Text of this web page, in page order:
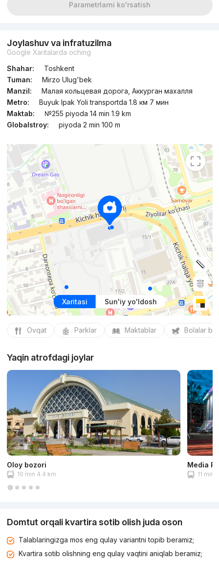
Parametrlarni ko'rsatish
Joylashuv va infratuzilma
Google Xaritalarda oching
Shahar:
Toshkent
Tuman:
Mirzo Ulug'bek
Manzil:
Малая кольцевая дорога, Аккурган махалля
Metro:
Buyuk Ipak Yoli transportda 1.8 км 7 мин
Maktab:
№255 piyoda 14 min 1.9 km
Globalstroy:
piyoda 2 min 100 m
Xaritasi Sun'iy yo'ldosh
Ovqat Parklar Maktablar Bolalar
Yaqin atrofdagi joylar
Oloy bozori
10 min 4.4 km
Media
11 min
Domtut orqali kvartira sotib olish juda oson
Talablaringizga mos eng qulay variantni topib beramiz;
Kvartira sotib olishning eng qulay vaqtini aniqlab beramiz;